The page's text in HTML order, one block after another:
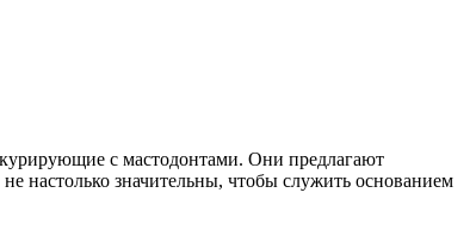
с мастодонтами. Они предлагают
настолько значительны, чтобы служить основанием